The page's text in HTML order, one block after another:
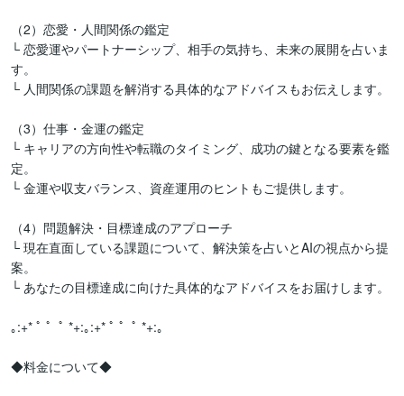
（2）恋愛・人間関係の鑑定
└ 恋愛運やパートナーシップ、相手の気持ち、未来の展開を占いま
す。
└ 人間関係の課題を解消する具体的なアドバイスもお伝えします。
（3）仕事・金運の鑑定
└ キャリアの方向性や転職のタイミング、成功の鍵となる要素を鑑
定。
└ 金運や収支バランス、資産運用のヒントもご提供します。
（4）問題解決・目標達成のアプローチ
└ 現在直面している課題について、解決策を占いとAIの視点から提
案。
└ あなたの目標達成に向けた具体的なアドバイスをお届けします。
｡:+* ﾟ ゜ﾟ *+:｡:+* ﾟ ゜ﾟ *+:｡
◆料金について◆